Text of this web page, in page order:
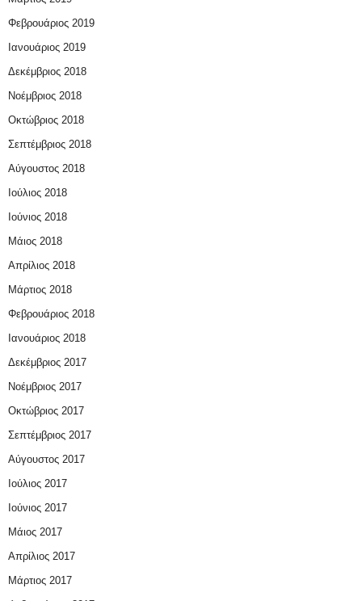
Φεβρουάριος 2019
Ιανουάριος 2019
Δεκέμβριος 2018
Νοέμβριος 2018
Οκτώβριος 2018
Σεπτέμβριος 2018
Αύγουστος 2018
Ιούλιος 2018
Ιούνιος 2018
Μάιος 2018
Απρίλιος 2018
Μάρτιος 2018
Φεβρουάριος 2018
Ιανουάριος 2018
Δεκέμβριος 2017
Νοέμβριος 2017
Οκτώβριος 2017
Σεπτέμβριος 2017
Αύγουστος 2017
Ιούλιος 2017
Ιούνιος 2017
Μάιος 2017
Απρίλιος 2017
Μάρτιος 2017